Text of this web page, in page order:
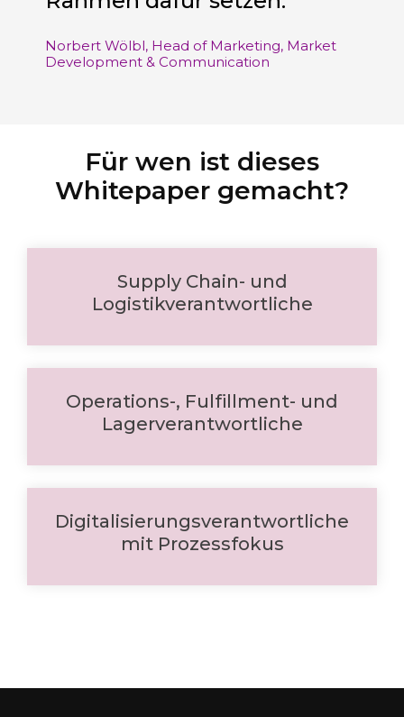
Norbert Wölbl, Head of Marketing, Market
Development & Communication
Für wen ist dieses
Whitepaper gemacht?
Supply Chain- und
Logistikverantwortliche
Operations-, Fulfillment- und
Lagerverantwortliche
Digitalisierungsverantwortliche
mit Prozessfokus